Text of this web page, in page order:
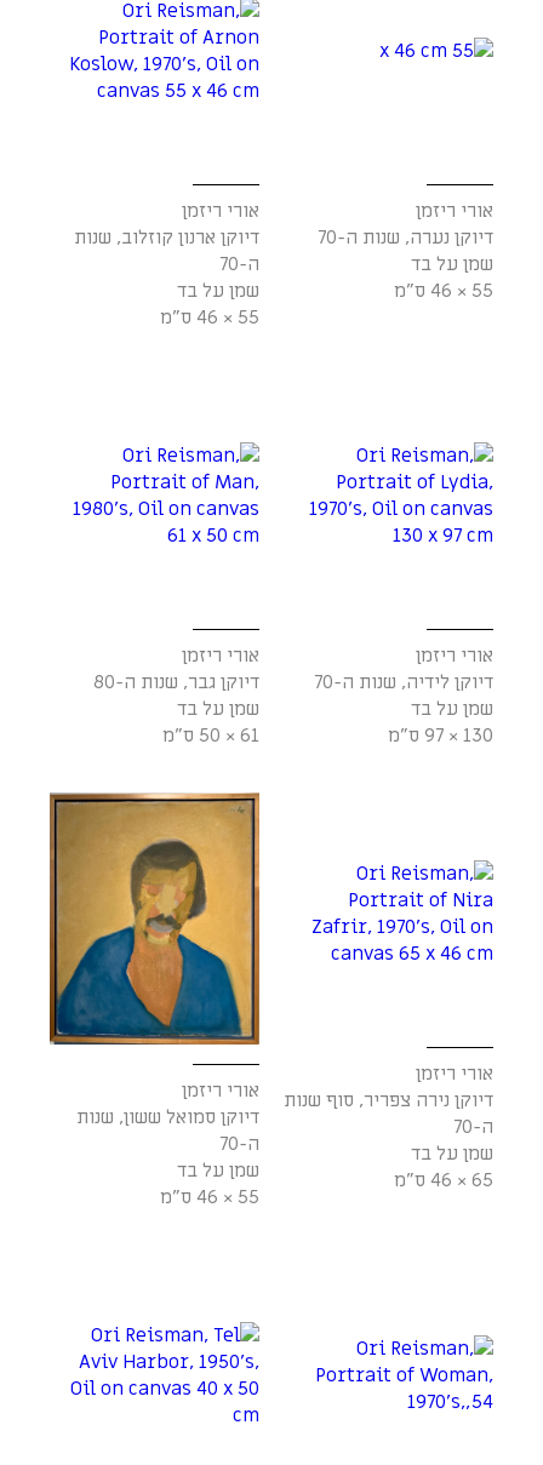
אורי ריזמן
דיוקן נערה, שנות ה-70
שמן על בד
55 × 46 ס"מ
אורי ריזמן
דיוקן ארנון קוזלוב, שנות
ה-70
שמן על בד
55 × 46 ס"מ
אורי ריזמן
דיוקן לידיה, שנות ה-70
שמן על בד
130 × 97 ס"מ
אורי ריזמן
דיוקן גבר, שנות ה-80
שמן על בד
61 × 50 ס"מ
אורי ריזמן
דיוקן נירה צפריר, סוף שנות
ה-70
שמן על בד
65 × 46 ס"מ
אורי ריזמן
דיוקן סמואל ששון, שנות
ה-70
שמן על בד
55 × 46 ס"מ